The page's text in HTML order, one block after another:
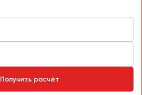
Получить расчёт